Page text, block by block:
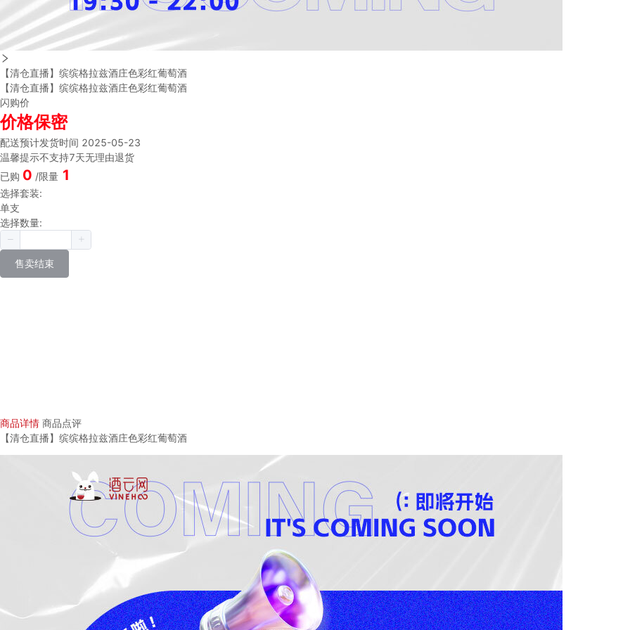
【清仓直播】缤缤格拉兹酒庄色彩红葡萄酒
【清仓直播】缤缤格拉兹酒庄色彩红葡萄酒
闪购价
价格保密
配送预计发货时间 2025-05-23
温馨提示不支持7天无理由退货
已购 0 /限量 1
选择套装:
单支
选择数量:
售卖结束
商品详情 商品点评
【清仓直播】缤缤格拉兹酒庄色彩红葡萄酒